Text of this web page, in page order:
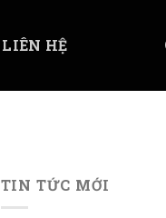
LIÊN HỆ
TIN TỨC MỚI